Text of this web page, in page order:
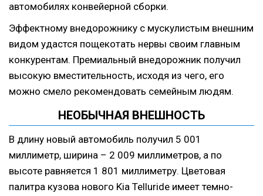
автомобилях конвейерной сборки.
Эффектному внедорожнику с мускулистым внешним
видом удастся пощекотать нервы своим главным
конкурентам. Премиальный внедорожник получил
высокую вместительность, исходя из чего, его
можно смело рекомендовать семейным людям.
НЕОБЫЧНАЯ ВНЕШНОСТЬ
В длину новый автомобиль получил 5 001
миллиметр, ширина – 2 009 миллиметров, а по
высоте равняется 1 801 миллиметру. Цветовая
палитра кузова нового Kia Telluride имеет темно-